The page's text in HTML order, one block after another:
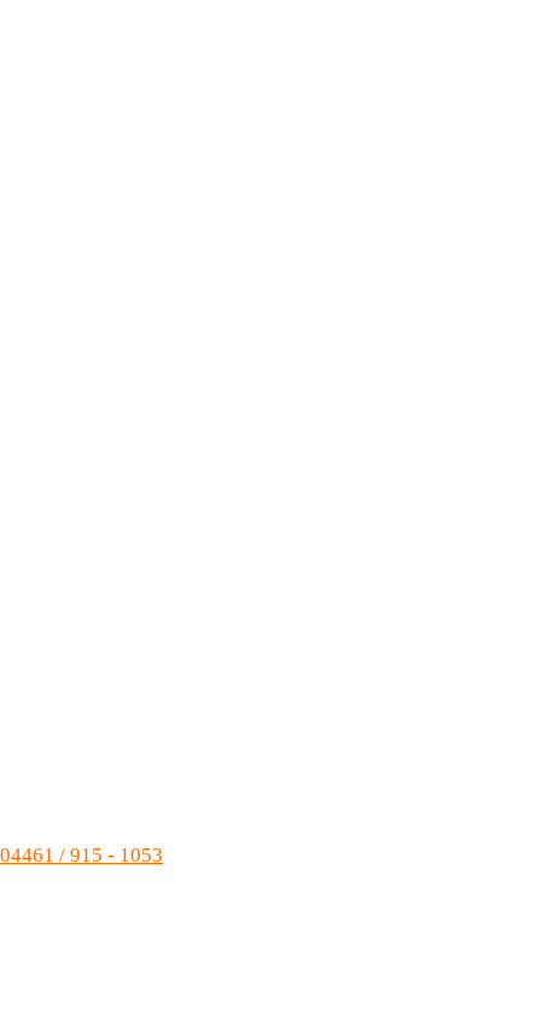
04461 / 915 - 1053